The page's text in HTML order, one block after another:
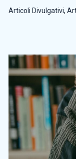
Articoli Divulgativi,